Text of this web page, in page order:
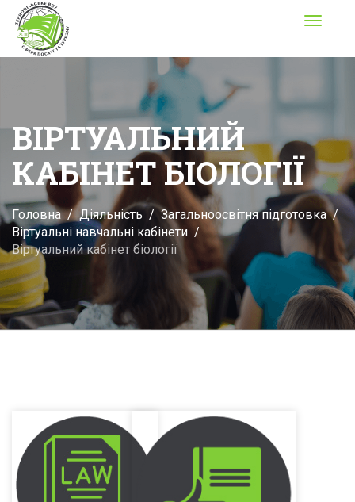
Toggle
ВІРТУАЛЬНИЙ
КАБІНЕТ БІОЛОГІЇ
Головна Діяльність
Загальноосвітня підготовка
Віртуальні навчальні кабінети
Віртуальний кабінет біології